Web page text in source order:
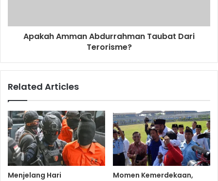
Apakah Amman Abdurrahman Taubat Dari
Terorisme?
Related Articles
Menjelang Hari
Momen Kemerdekaan,